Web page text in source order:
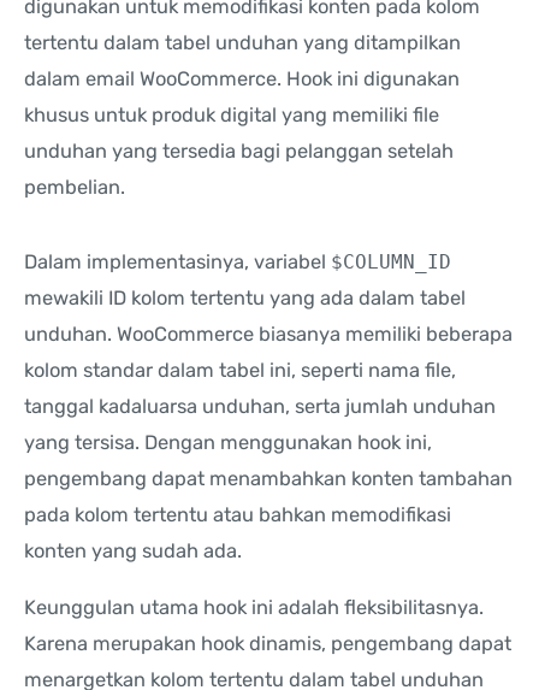
digunakan untuk memodifikasi konten pada kolom
tertentu dalam tabel unduhan yang ditampilkan
dalam email WooCommerce. Hook ini digunakan
khusus untuk produk digital yang memiliki file
unduhan yang tersedia bagi pelanggan setelah
pembelian.
Dalam implementasinya, variabel $COLUMN_ID
mewakili ID kolom tertentu yang ada dalam tabel
unduhan. WooCommerce biasanya memiliki beberapa
kolom standar dalam tabel ini, seperti nama file,
tanggal kadaluarsa unduhan, serta jumlah unduhan
yang tersisa. Dengan menggunakan hook ini,
pengembang dapat menambahkan konten tambahan
pada kolom tertentu atau bahkan memodifikasi
konten yang sudah ada.
Keunggulan utama hook ini adalah fleksibilitasnya.
Karena merupakan hook dinamis, pengembang dapat
menargetkan kolom tertentu dalam tabel unduhan